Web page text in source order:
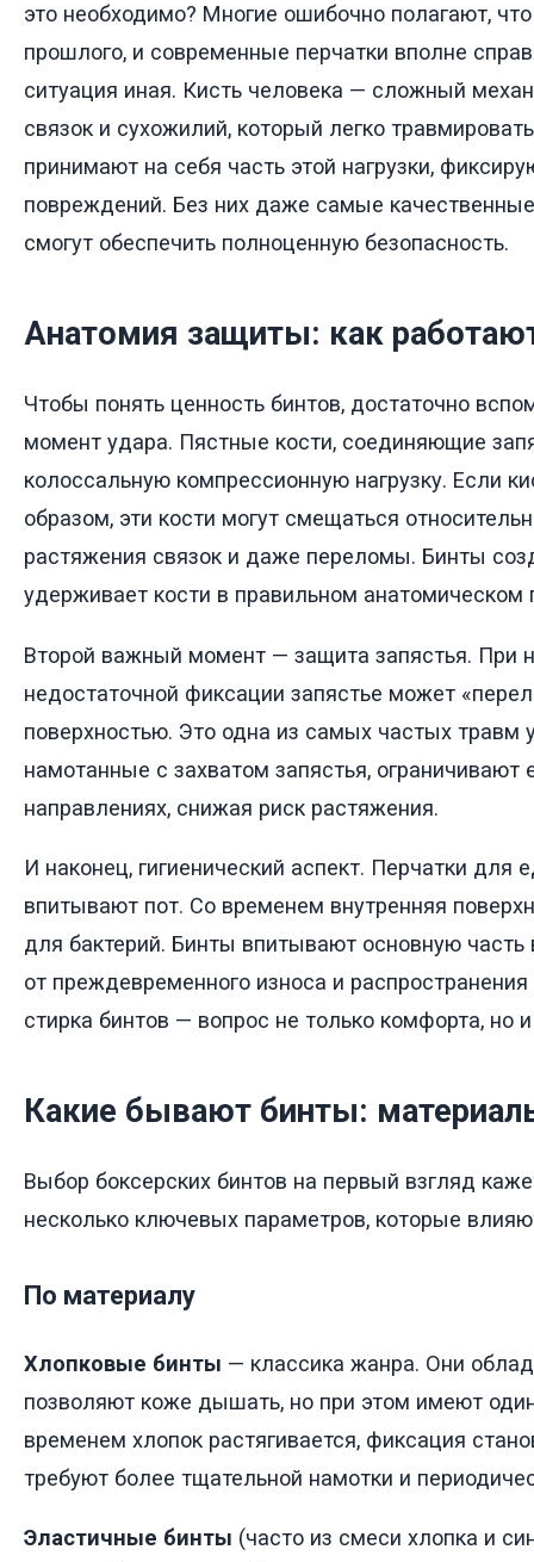
это необходимо? Многие ошибочно полагают,
прошлого, и современные перчатки вполне
ситуация иная. Кисть человека — сложный
связок и сухожилий, который легко
принимают на себя часть этой нагрузки,
повреждений. Без них даже самые
смогут обеспечить полноценную безопасность.
Анатомия защиты: как
Чтобы понять ценность бинтов, достаточно
момент удара. Пястные кости, соединяющие
колоссальную компрессионную нагрузку. Если
образом, эти кости могут смещаться
растяжения связок и даже переломы. Бинты
удерживает кости в правильном анатомическом
Второй важный момент — защита запястья. При
недостаточной фиксации запястье может
поверхностью. Это одна из самых частых травм
намотанные с захватом запястья, ограничивают
направлениях, снижая риск растяжения.
И наконец, гигиенический аспект. Перчатки для
впитывают пот. Со временем внутренняя
для бактерий. Бинты впитывают основную
от преждевременного износа и
стирка бинтов — вопрос не только комфорта, но
Какие бывают бинты:
Выбор боксерских бинтов на первый взгляд
несколько ключевых параметров, которые
По материалу
Хлопковые бинты — классика жанра. Они
позволяют коже дышать, но при этом имеют
временем хлопок растягивается, фиксация
требуют более тщательной намотки и
Эластичные бинты (часто из смеси хлопка и